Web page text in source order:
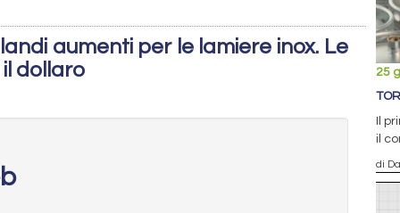
aumenti per le lamiere inox. Le
dollaro
25
Il
il
di